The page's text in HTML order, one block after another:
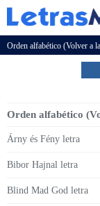
Orden alfabético (Volver a
Orden alfabético
Árny és Fény letra
Bibor Hajnal letra
Blind Mad God letra